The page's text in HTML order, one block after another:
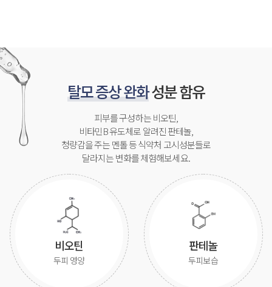
탈모 증상 완화성분 함유
피부를 구성하는 비오틴,
비타민B 유도체로 알려진 판테놀,
청량감을 주는 멘톨 등 식약처 고시성분들로
달라지는 변화를 체험해보세요.
비오틴
두피 영양
판테놀
두피보습